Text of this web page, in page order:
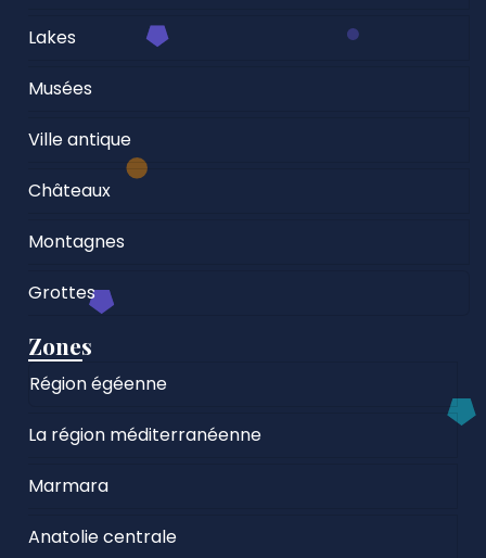
Lakes
Musées
Ville antique
Châteaux
Montagnes
Grottes
Zones
Région égéenne
La région méditerranéenne
Marmara
Anatolie centrale